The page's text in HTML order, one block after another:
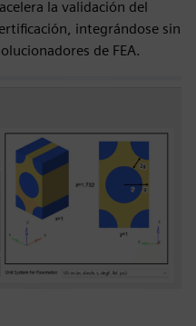
la validación del
integrándose sin
de FEA.